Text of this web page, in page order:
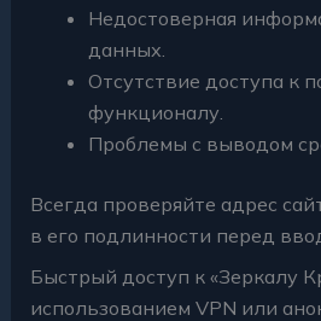
Недостоверная
данных.
Отсутствие доступа к
функционалу.
Проблемы с выводом
Всегда проверяйте адрес
в его подлинности перед
Быстрый доступ к «Зеркалу
использованием VPN или